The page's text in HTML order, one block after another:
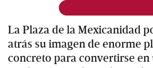
La Plaza de la Mexicanidad
atrás su imagen de enorme
concreto para convertirse en